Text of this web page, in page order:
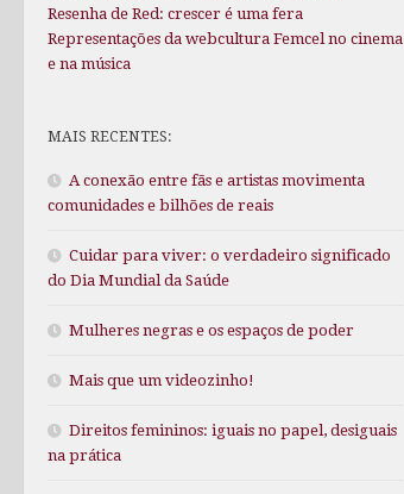
Resenha de Red: crescer é uma fera
Representações da webcultura Femcel no cinema
e na música
MAIS RECENTES:
A conexão entre fãs e artistas movimenta
comunidades e bilhões de reais
Cuidar para viver: o verdadeiro significado
do Dia Mundial da Saúde
Mulheres negras e os espaços de poder
Mais que um videozinho!
Direitos femininos: iguais no papel, desiguais
na prática